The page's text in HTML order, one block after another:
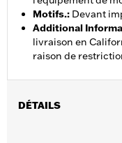
Motifs.: Devant
Additional
livraison en
raison de
DÉTAILS